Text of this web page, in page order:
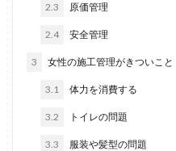
2.3 原価管理
2.4 安全管理
3 女性の施工管理がきついこと
3.1 体力を消費する
3.2 トイレの問題
3.3 服装や髪型の問題